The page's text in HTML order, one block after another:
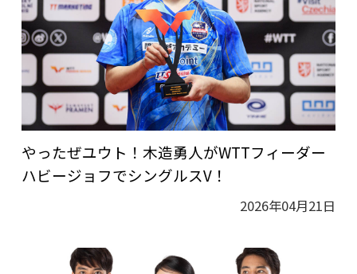
やったぜユウト！木造勇人がWTTフィーダー
ハビージョフでシングルスV！
2026年04月21日